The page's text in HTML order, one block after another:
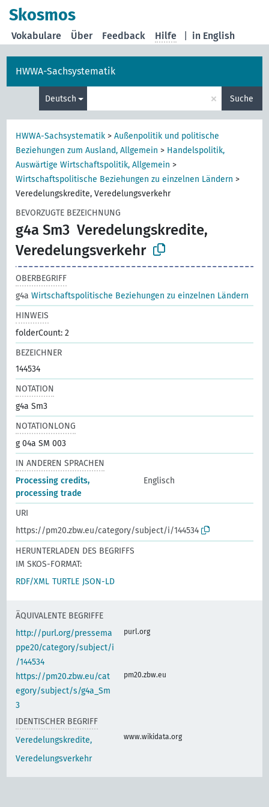
Skosmos
in English
Vokabulare Über Feedback Hilfe
HWWA-Sachsystematik
Deutsch × Suche
HWWA-Sachsystematik >Außenpolitik und politische
Beziehungen zum Ausland, Allgemein > Handelspolitik,
Auswärtige Wirtschaftspolitik, Allgemein >
Wirtschaftspolitische Beziehungen zu einzelnen Ländern >
Veredelungskredite, Veredelungsverkehr
BEVORZUGTE BEZEICHNUNG
g4a Sm3 Veredelungskredite,
Veredelungsverkehr
OBERBEGRIFF
g4aWirtschaftspolitische Beziehungen zu einzelnen Ländern
HINWEIS
folderCount: 2
BEZEICHNER
144534
NOTATION
g4a Sm3
NOTATIONLONG
g 04a SM 003
IN ANDEREN SPRACHEN
Processing credits,
processing trade
Englisch
URI
https://pm20.zbw.eu/category/subject/i/144534
HERUNTERLADEN DES BEGRIFFS
IM SKOS-FORMAT:
RDF/XML TURTLE JSON-LD
ÄQUIVALENTE BEGRIFFE
http://purl.org/pressema
ppe20/category/subject/i
/144534
purl.org
https://pm20.zbw.eu/cat
egory/subject/s/g4a_Sm
3
pm20.zbw.eu
IDENTISCHER BEGRIFF
Veredelungskredite,
Veredelungsverkehr
www.wikidata.org